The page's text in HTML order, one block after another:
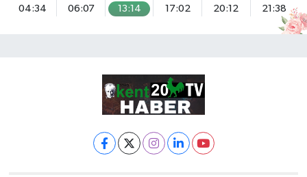
04:34
06:07
13:14
17:02
20:12
21:38